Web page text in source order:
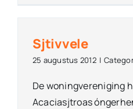
Sjtivvele
25 augustus 2012 |
De woningvereniging
Acaciasjtroas